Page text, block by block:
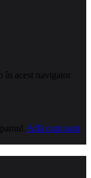
în acest navigator
Află cum sunt